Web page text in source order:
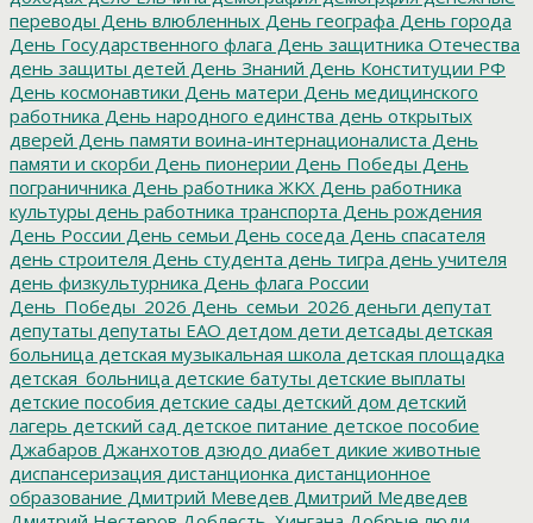
переводы День влюбленных День географа День города
День Государственного флага День защитника Отечества
день защиты детей День Знаний День Конституции РФ
День космонавтики День матери День медицинского
работника День народного единства день открытых
дверей День памяти воина-интернационалиста День
памяти и скорби День пионерии День Победы День
пограничника День работника ЖКХ День работника
культуры день работника транспорта День рождения
День России День семьи День соседа День спасателя
день строителя День студента день тигра день учителя
день физкультурника День флага России
День_Победы_2026 День_семьи_2026 деньги депутат
депутаты депутаты ЕАО детдом дети детсады детская
больница детская музыкальная школа детская площадка
детская_больница детские батуты детские выплаты
детские пособия детские сады детский дом детский
лагерь детский сад детское питание детское пособие
Джабаров Джанхотов дзюдо диабет дикие животные
диспансеризация дистанционка дистанционное
образование Дмитрий Меведев Дмитрий Медведев